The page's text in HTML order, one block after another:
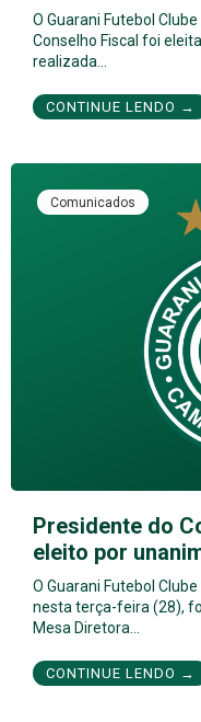
O Guarani Futebol
Conselho Fiscal foi
realizada…
CONTINUE LENDO →
Comunicados
Presidente do
eleito por
O Guarani Futebol
nesta terça-feira (28),
Mesa Diretora…
CONTINUE LENDO →